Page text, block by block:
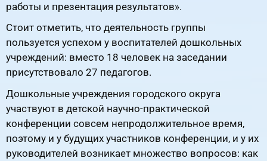
работы и презентация результатов».
Стоит отметить, что деятельность группы
пользуется успехом у воспитателей дошкольных
учреждений: вместо 18 человек на заседании
присутствовало 27 педагогов.
Дошкольные учреждения городского округа
участвуют в детской научно-практической
конференции совсем непродолжительное время,
поэтому и у будущих участников конференции, и у их
руководителей возникает множество вопросов: как